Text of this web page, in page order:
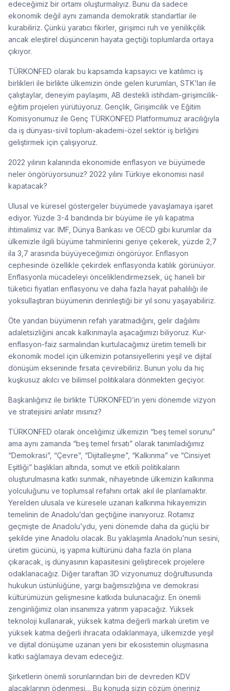
edeceğimiz bir ortamı oluşturmalıyız. Bunu da sadece
ekonomik değil aynı zamanda demokratik standartlar ile
kurabiliriz. Çünkü yaratıcı fikirler, girişimci ruh ve yenilikçilik
ancak eleştirel düşüncenin hayata geçtiği toplumlarda ortaya
çıkıyor.
TÜRKONFED olarak bu kapsamda kapsayıcı ve katılımcı iş
birlikleri ile birlikte ülkemizin önde gelen kurumları, STK’ları ile
çalıştaylar, deneyim paylaşımı, AB destekli istihdam-girişimcilik-
eğitim projeleri yürütüyoruz. Gençlik, Girişimcilik ve Eğitim
Komisyonumuz ile Genç TÜRKONFED Platformumuz aracılığıyla
da iş dünyası-sivil toplum-akademi-özel sektör iş birliğini
geliştirmek için çalışıyoruz.
2022 yılının kalanında ekonomide enflasyon ve büyümede
neler öngörüyorsunuz? 2022 yılını Türkiye ekonomisi nasıl
kapatacak?
Ulusal ve küresel göstergeler büyümede yavaşlamaya işaret
ediyor. Yüzde 3-4 bandında bir büyüme ile yılı kapatma
ihtimalimiz var. IMF, Dünya Bankası ve OECD gibi kurumlar da
ülkemizle ilgili büyüme tahminlerini geriye çekerek, yüzde 2,7
ila 3,7 arasında büyüyeceğimizi öngörüyor. Enflasyon
cephesinde özellikle çekirdek enflasyonda katılık görünüyor.
Enflasyonla mücadeleyi önceliklendirmezsek, üç haneli bir
tüketici fiyatları enflasyonu ve daha fazla hayat pahalılığı ile
yoksullaştıran büyümenin derinleştiği bir yıl sonu yaşayabiliriz.
Öte yandan büyümenin refah yaratmadığını, gelir dağılımı
adaletsizliğini ancak kalkınmayla aşacağımızı biliyoruz. Kur-
enflasyon-faiz sarmalından kurtulacağımız üretim temelli bir
ekonomik model için ülkemizin potansiyellerini yeşil ve dijital
dönüşüm ekseninde fırsata çevirebiliriz. Bunun yolu da hiç
kuşkusuz akılcı ve bilimsel politikalara dönmekten geçiyor.
Başkanlığınız ile birlikte TÜRKONFED’in yeni dönemde vizyon
ve stratejisini anlatır mısınız?
TÜRKONFED olarak önceliğimiz ülkemizin “beş temel sorunu”
ama aynı zamanda “beş temel fırsatı” olarak tanımladığımız
“Demokrasi”, “Çevre”, “Dijitalleşme”, “Kalkınma” ve “Cinsiyet
Eşitliği” başlıkları altında, somut ve etkili politikaların
oluşturulmasına katkı sunmak, nihayetinde ülkemizin kalkınma
yolculuğunu ve toplumsal refahını ortak akıl ile planlamaktır.
Yerelden ulusala ve küresele uzanan kalkınma hikayemizin
temelinin de Anadolu’dan geçtiğine inanıyoruz. Rotamız
geçmişte de Anadolu’ydu, yeni dönemde daha da güçlü bir
şekilde yine Anadolu olacak. Bu yaklaşımla Anadolu’nun sesini,
üretim gücünü, iş yapma kültürünü daha fazla ön plana
çıkaracak, iş dünyasının kapasitesini geliştirecek projelere
odaklanacağız. Diğer taraftan 3D vizyonumuz doğrultusunda
hukukun üstünlüğüne, yargı bağımsızlığına ve demokrasi
kültürümüzün gelişmesine katkıda bulunacağız. En önemli
zenginliğimiz olan insanımıza yatırım yapacağız. Yüksek
teknoloji kullanarak, yüksek katma değerli markalı üretim ve
yüksek katma değerli ihracata odaklanmaya, ülkemizde yeşil
ve dijital dönüşüme uzanan yeni bir ekosistemin oluşmasına
katkı sağlamaya devam edeceğiz.
Şirketlerin önemli sorunlarından biri de devreden KDV
alacaklarının ödenmesi… Bu konuda sizin çözüm öneriniz